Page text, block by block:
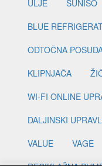
ULJE
SUNISO
BLUE
ODTOČNA
KLIPNJAČA
WI-FI ONLINE
DALJINSKI
VALUE
VAGE